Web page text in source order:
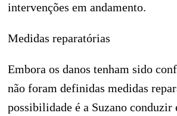
intervenções em andamento.
Medidas reparatórias
Embora os danos tenham sido
não foram definidas medidas
possibilidade é a Suzano conduzir